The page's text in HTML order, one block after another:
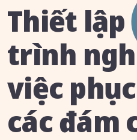
Thiết
trình
việc
các đám